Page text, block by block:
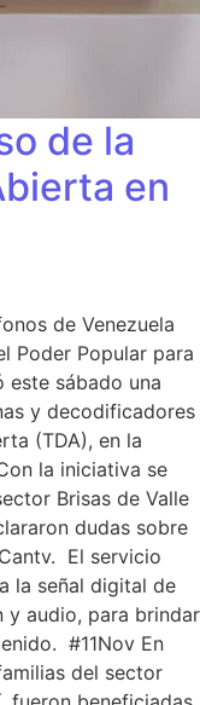
de la
en
de Venezuela
Poder Popular para
este sábado una
y decodificadores
(TDA), en la
la iniciativa se
Brisas de Valle
dudas sobre
El servicio
la señal digital de
y audio, para brindar
#11Nov En
del sector